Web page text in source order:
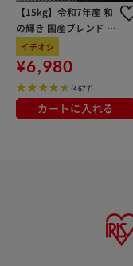
【15kg】令和7年産 和
の輝き 国産ブレンド 5
kg×3袋
イチオシ
¥6,980
(4677)
カートに入れる